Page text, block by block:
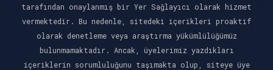
tarafından onaylanmış bir Yer Sağlayıcı olarak hizmet
vermektedir. Bu nedenle, sitedeki içerikleri proaktif
olarak denetleme veya araştırma yükümlülüğümüz
bulunmamaktadır. Ancak, üyelerimiz yazdıkları
içeriklerin sorumluluğunu taşımakta olup, siteye üye